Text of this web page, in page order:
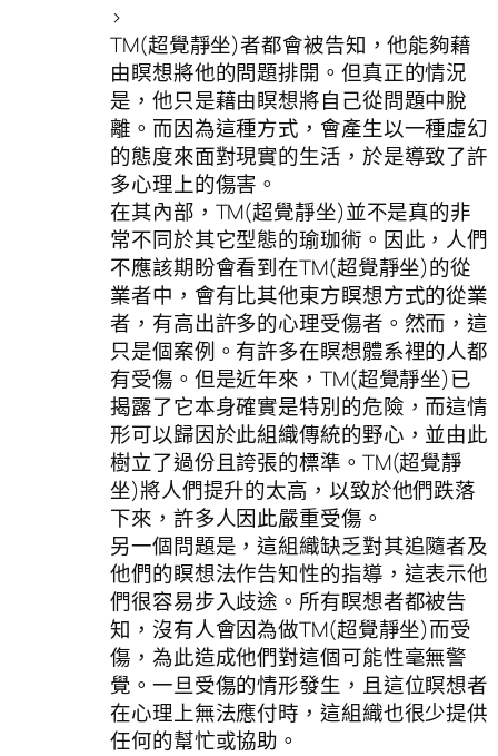
>
TM(超覺靜坐)者都會被告知，他能夠藉
由瞑想將他的問題排開。但真正的情況
是，他只是藉由瞑想將自己從問題中脫
離。而因為這種方式，會產生以一種虛幻
的態度來面對現實的生活，於是導致了許
多心理上的傷害。
在其內部，TM(超覺靜坐)並不是真的非
常不同於其它型態的瑜珈術。因此，人們
不應該期盼會看到在TM(超覺靜坐)的從
業者中，會有比其他東方瞑想方式的從業
者，有高出許多的心理受傷者。然而，這
只是個案例。有許多在瞑想體系裡的人都
有受傷。但是近年來，TM(超覺靜坐)已
揭露了它本身確實是特別的危險，而這情
形可以歸因於此組織傳統的野心，並由此
樹立了過份且誇張的標準。TM(超覺靜
坐)將人們提升的太高，以致於他們跌落
下來，許多人因此嚴重受傷。
另一個問題是，這組織缺乏對其追隨者及
他們的瞑想法作告知性的指導，這表示他
們很容易步入歧途。所有瞑想者都被告
知，沒有人會因為做TM(超覺靜坐)而受
傷，為此造成他們對這個可能性毫無警
覺。一旦受傷的情形發生，且這位瞑想者
在心理上無法應付時，這組織也很少提供
任何的幫忙或協助。